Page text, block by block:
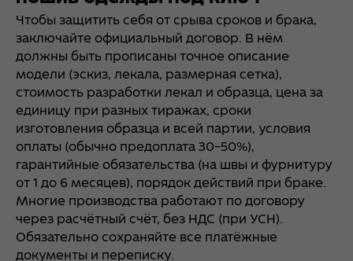
Чтобы защитить себя от срыва сроков и брака,
заключайте официальный договор. В нём
должны быть прописаны точное описание
модели (эскиз, лекала, размерная сетка),
стоимость разработки лекал и образца, цена за
единицу при разных тиражах, сроки
изготовления образца и всей партии, условия
оплаты (обычно предоплата 30–50%),
гарантийные обязательства (на швы и фурнитуру
от 1 до 6 месяцев), порядок действий при браке.
Многие производства работают по договору
через расчётный счёт, без НДС (при УСН).
Обязательно сохраняйте все платёжные
документы и переписку.